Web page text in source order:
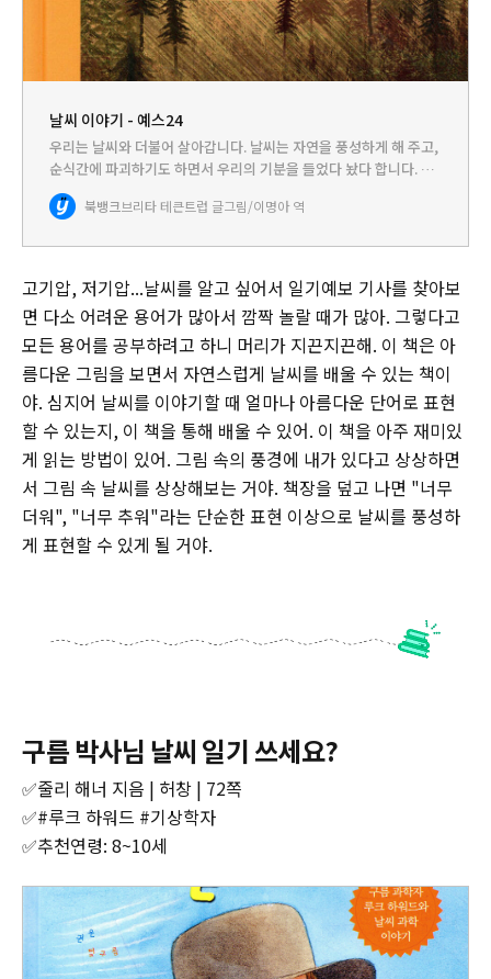
날씨 이야기 - 예스24
우리는 날씨와 더불어 살아갑니다. 날씨는 자연을 풍성하게 해 주고,
순식간에 파괴하기도 하면서 우리의 기분을 들었다 놨다 합니다. 즉,
우리는 날씨에 따라 갑자기 우울해지기도 하고 또 금세 명랑해지기
도 합니다. 또, 날씨는 옷이나 식단, 나들이와 같은 우리의…
북뱅크브리타 테큰트럽 글그림/이명아 역
고기압, 저기압...날씨를 알고 싶어서 일기예보 기사를 찾아보
면 다소 어려운 용어가 많아서 깜짝 놀랄 때가 많아. 그렇다고
모든 용어를 공부하려고 하니 머리가 지끈지끈해. 이 책은 아
름다운 그림을 보면서 자연스럽게 날씨를 배울 수 있는 책이
야. 심지어 날씨를 이야기할 때 얼마나 아름다운 단어로 표현
할 수 있는지, 이 책을 통해 배울 수 있어. 이 책을 아주 재미있
게 읽는 방법이 있어. 그림 속의 풍경에 내가 있다고 상상하면
서 그림 속 날씨를 상상해보는 거야. 책장을 덮고 나면 "너무
더워", "너무 추워"라는 단순한 표현 이상으로 날씨를 풍성하
게 표현할 수 있게 될 거야.
구름 박사님 날씨 일기 쓰세요?
✅줄리 해너 지음 | 허창 | 72쪽
✅#루크 하워드 #기상학자
✅추천연령: 8~10세